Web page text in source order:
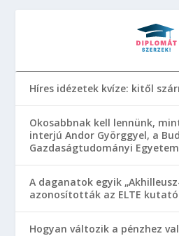
Híres idézetek kvíze: kitől
Okosabbnak kell lennünk,
interjú Andor Györggyel, a
Gazdaságtudományi
A daganatok egyik
azonosították az ELTE
Hogyan változik a pénzhez